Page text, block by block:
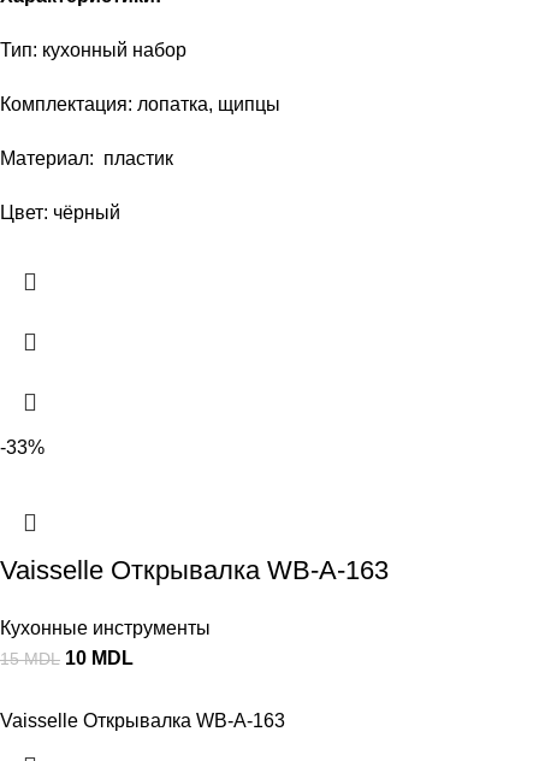
Тип: кухонный набор
Комплектация: лопатка, щипцы
Материал: пластик
Цвет: чёрный
-33%
Vaisselle Открывалка WB-A-163
Кухонные инструменты
15MDL 10 MDL
Vaisselle Открывалка WB-A-163